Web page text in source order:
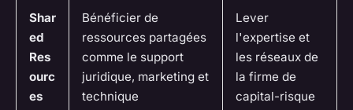
Shar
ed
Res
ourc
es
Bénéficier de
ressources partagées
comme le support
juridique, marketing et
technique
Lever
l'expertise et
les réseaux de
la firme de
capital-risque